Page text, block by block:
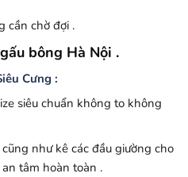
cần chờ đợi .
bông Hà Nội .
Cưng :
siêu chuẩn không to không
như kê các đầu giường cho
tâm hoàn toàn .